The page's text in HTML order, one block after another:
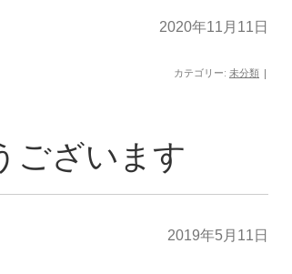
2020年11月11日
カテゴリー: 未分類 |
ございます
2019年5月11日